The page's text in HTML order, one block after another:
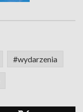
#wydarzenia